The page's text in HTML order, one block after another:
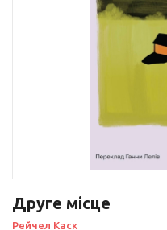
Друге місце
Рейчел Каск